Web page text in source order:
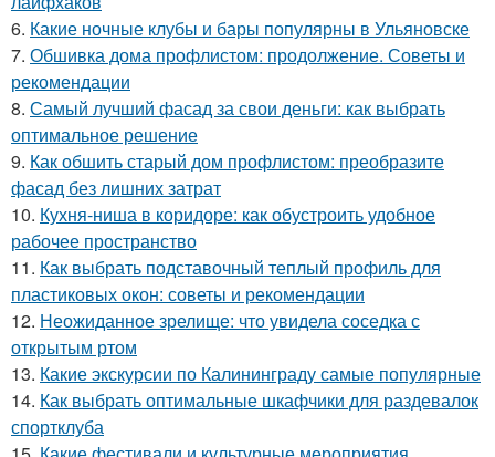
6. Какие ночные клубы и бары популярны в Ульяновске
7. Обшивка дома профлистом: продолжение. Советы и
рекомендации
8. Самый лучший фасад за свои деньги: как выбрать
оптимальное решение
9. Как обшить старый дом профлистом: преобразите
фасад без лишних затрат
10. Кухня-ниша в коридоре: как обустроить удобное
рабочее пространство
11. Как выбрать подставочный теплый профиль для
пластиковых окон: советы и рекомендации
12. Неожиданное зрелище: что увидела соседка с
открытым ртом
13. Какие экскурсии по Калининграду самые популярные
14. Как выбрать оптимальные шкафчики для раздевалок
спортклуба